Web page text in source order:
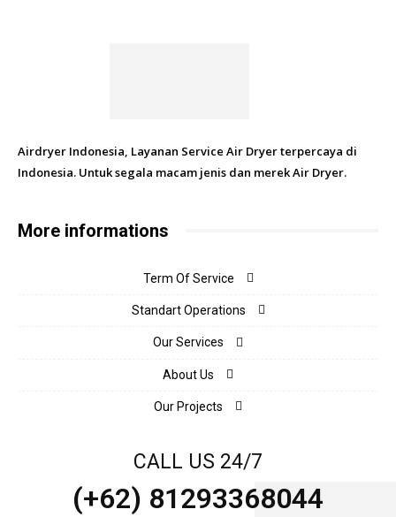
Airdryer Indonesia, Layanan Service Air Dryer terpercaya di
Indonesia. Untuk segala macam jenis dan merek Air Dryer.
More informations
Term Of Service
Standart Operations
Our Services
About Us
Our Projects
CALL US 24/7
(+62) 81293368044